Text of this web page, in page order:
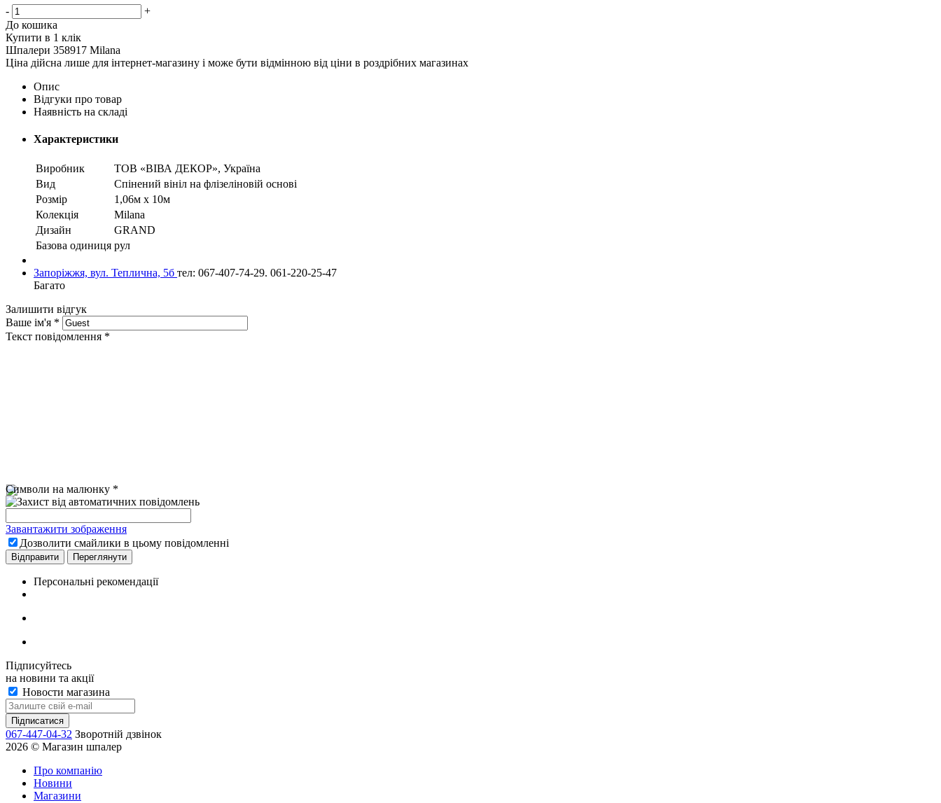
-
+
До кошика
Купити в 1 клік
Шпалери 358917 Milana
Ціна дійсна лише для інтернет-магазину і може бути відмінною від ціни в роздрібних магазинах
Опис
Відгуки про товар
Наявність на складі
Характеристики
Виробник
ТОВ «ВІВА ДЕКОР», Україна
Вид
Cпінений вініл на флізеліновій основі
Розмір
1,06м х 10м
Колекція
Milana
Дизайн
GRAND
Базова одиниця рул
Запоріжжя, вул. Теплична, 5б тел: 067-407-74-29. 061-220-25-47
Багато
Залишити відгук
Ваше ім'я *
Текст повідомлення *
Символи на малюнку *
Завантажити зображення
Дозволити смайлики в цьому повідомленні
Персональні рекомендації
Підписуйтесь
на новини та акції
Новости магазина
067-447-04-32 Зворотній дзвінок
2026 © Магазин шпалер
Про компанію
Новини
Магазини